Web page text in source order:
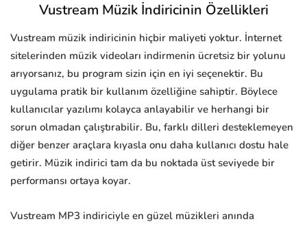
Vustream Müzik İndiricinin Özellikleri
Vustream müzik indiricinin hiçbir maliyeti yoktur. İnternet
sitelerinden müzik videoları indirmenin ücretsiz bir yolunu
arıyorsanız, bu program sizin için en iyi seçenektir. Bu
uygulama pratik bir kullanım özelliğine sahiptir. Böylece
kullanıcılar yazılımı kolayca anlayabilir ve herhangi bir
sorun olmadan çalıştırabilir. Bu, farklı dilleri desteklemeyen
diğer benzer araçlara kıyasla onu daha kullanıcı dostu hale
getirir. Müzik indirici tam da bu noktada üst seviyede bir
performansı ortaya koyar.
Vustream MP3 indiriciyle en güzel müzikleri anında